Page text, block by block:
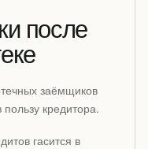
после
заёмщиков
кредитора.
гасится в